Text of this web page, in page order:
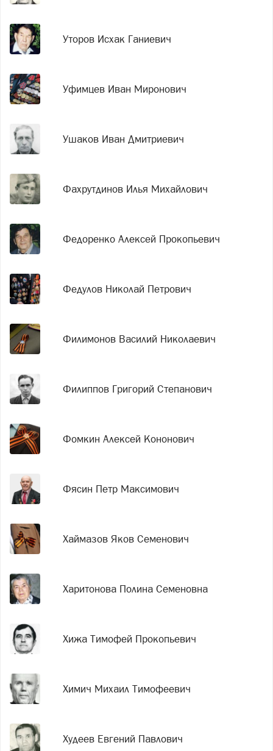
Уторов Исхак Ганиевич
Уфимцев Иван Миронович
Ушаков Иван Дмитриевич
Фахрутдинов Илья Михайлович
Федоренко Алексей Прокопьевич
Федулов Николай Петрович
Филимонов Василий Николаевич
Филиппов Григорий Степанович
Фомкин Алексей Кононович
Фясин Петр Максимович
Хаймазов Яков Семенович
Харитонова Полина Семеновна
Хижа Тимофей Прокопьевич
Химич Михаил Тимофеевич
Худеев Евгений Павлович